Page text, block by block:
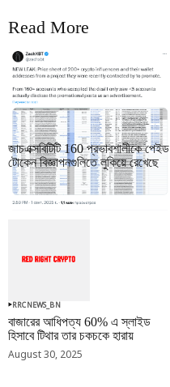
Read More
RRCNEWS_BN
জাচএক্সবিটিটি 160 প্রভাবশালীকে পেইড
টোকেন বিজ্ঞাপনগুলিতে লুকিয়ে রেখেছে
September 01, 2025
RRCNEWS_BN
বাজারের আধিপত্য 60% এ স্লাইড
হিসাবে টিথার তার চকচকে হারায়
August 30, 2025